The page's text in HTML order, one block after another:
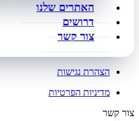
האתרים שלנו
דרושים
צור קשר
הצהרת נגישות
מדיניות הפרטיות
צור קשר